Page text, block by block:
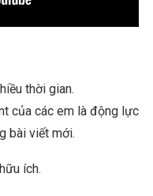
thời gian.
của các em là động lực
bài viết mới.
ích.